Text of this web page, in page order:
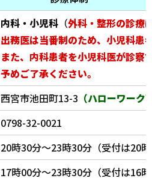
内科・小児科 （外科・整形の診療
出務医は当番制のため、小児科患
また、内科患者を小児科医が診察
予めご了承ください。
西宮市池田町13-3 （ハローワー
0798-32-0021
20時30分～23時30分（受付は20
17時00分～23時30分（受付は16